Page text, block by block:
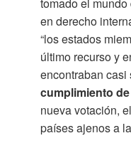
tomado el
en derecho
“los estados
último recurso y
encontraban casi
cumplimiento
nueva votación,
países ajenos a